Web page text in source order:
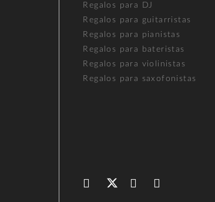
Regalos para DJ
Regalos para guitarristas
Regalos para pianistas
Regalos para bateristas
Regalos para violinistas
Regalos para saxofonistas